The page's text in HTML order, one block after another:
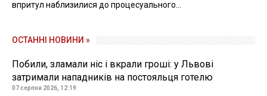
впритул наблизилися до процесуального...
ОСТАННІ НОВИНИ »
Побили, зламали ніс і вкрали гроші: у Львові
затримали нападників на постояльця готелю
07 серпня 2026, 12:19